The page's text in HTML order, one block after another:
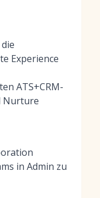
Experience
ATS+CRM-
Nurture
in Admin zu